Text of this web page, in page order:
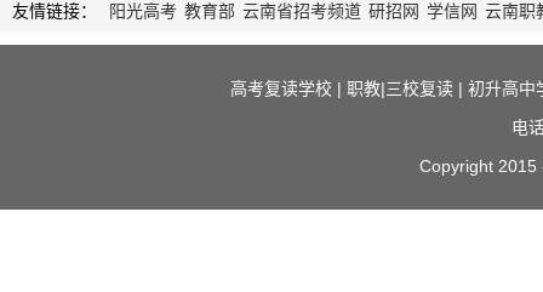
友情链接： 阳光高考 教育部 云南省招考频道 研招网 学信网 云南职
高考复读学校| 职教|三校复读| 初升高中
电
Copyright